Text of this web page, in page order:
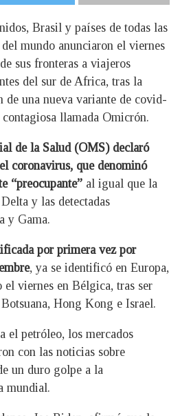
Brasil y países de todas las
mundo anunciaron el viernes
sus fronteras a viajeros
del sur de Africa, tras la
de una nueva variante de covid-
llamada Omicrón.
de la Salud (OMS) declaró
coronavirus, que denominó
“preocupante” al igual que la
y las detectadas
y Gama.
por primera vez por
, ya se identificó en Europa,
el viernes en Bélgica, tras ser
Hong Kong e Israel.
el petróleo, los mercados
con las noticias sobre
un duro golpe a la
mundial.